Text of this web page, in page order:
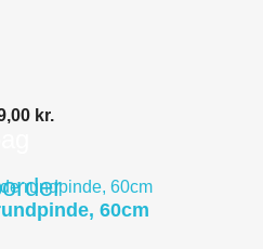
kr.
60cm